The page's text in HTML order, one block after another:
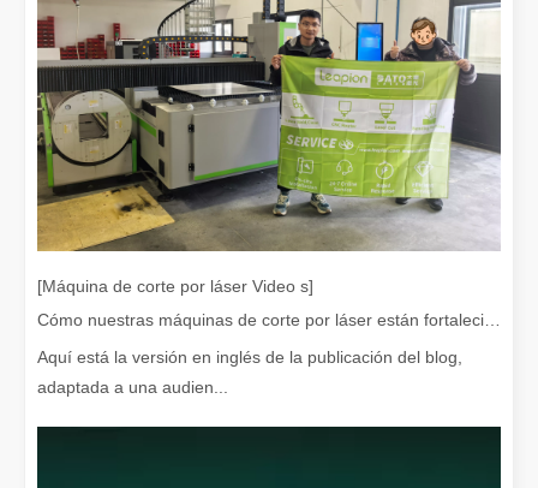
[Máquina de corte por láser Video s]
Aquí está la versión en inglés de la publicación del blog,
adaptada a una audien...